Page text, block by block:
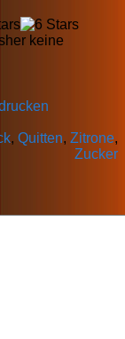
keine
, Quitten, Zitrone,
Zucker